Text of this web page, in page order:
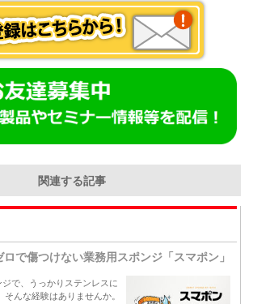
関連する記事
で傷つけない業務用スポンジ「スマポン」
ジで、うっかりステンレスに
んな経験はありませんか。